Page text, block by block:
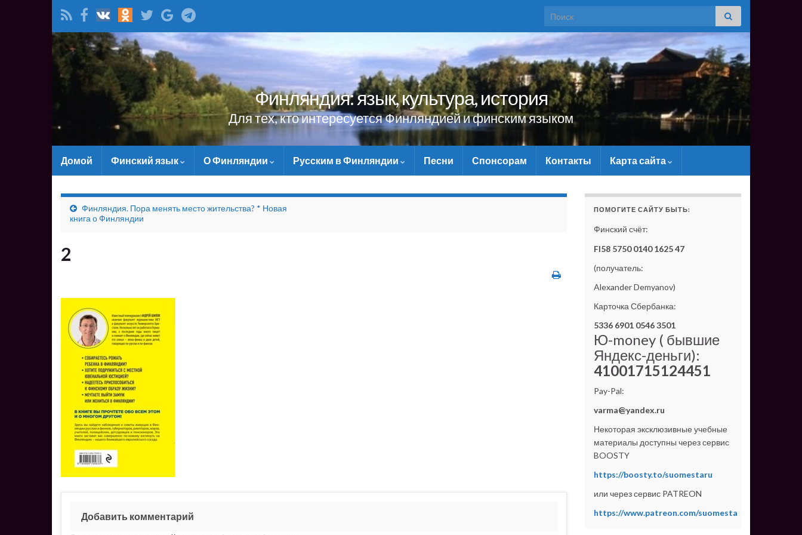
Search for:
Финляндия: язык, культура, история
Для тех, кто интересуется Финляндией и финским языком
Домой Финский язык О Финляндии Русским в Финляндии Песни Спонсорам Контакты Карта сайта
Финляндия. Пора менять место жительства? * Новая
книга о Финляндии
2
Добавить комментарий
ПОМОГИТЕ САЙТУ БЫТЬ:
Финский счёт:
FI58 5750 0140 1625 47
(получатель:
Alexander Demyanov)
Карточка Сбербанка:
5336 6901 0546 3501
Ю-money ( бывшие
Яндекс-деньги):
41001715124451
Pay-Pal:
varma@yandex.ru
Некоторая эксклюзивные учебные
материалы доступны через сервис
BOOSTY
https://boosty.to/suomestaru
или через сервис PATREON
https://www.patreon.com/suomesta